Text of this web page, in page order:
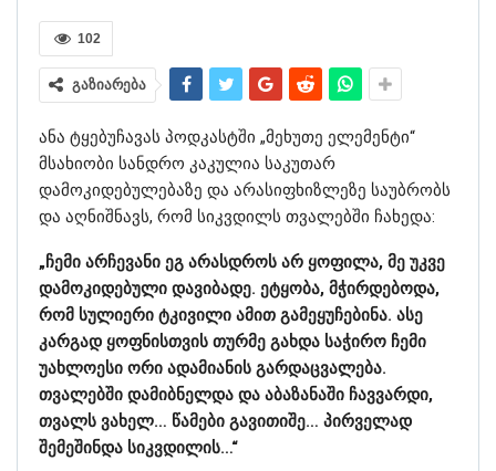
102
გაზიარება
ანა ტყებუჩავას პოდკასტში „მეხუთე ელემენტი“
მსახიობი სანდრო კაკულია საკუთარ
დამოკიდებულებაზე და არასიფხიზლეზე საუბრობს
და აღნიშნავს, რომ სიკვდილს თვალებში ჩახედა:
„ჩემი არჩევანი ეგ არასდროს არ ყოფილა, მე უკვე
დამოკიდებული დავიბადე. ეტყობა, მჭირდებოდა,
რომ სულიერი ტკივილი ამით გამეყუჩებინა. ასე
კარგად ყოფნისთვის თურმე გახდა საჭირო ჩემი
უახლოესი ორი ადამიანის გარდაცვალება.
თვალებში დამიბნელდა და აბაზანაში ჩავვარდი,
თვალს ვახელ… წამები გავითიშე… პირველად
შემეშინდა სიკვდილის…“